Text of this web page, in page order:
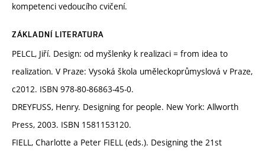
kompetenci vedoucího cvičení.
ZÁKLADNÍ LITERATURA
PELCL, Jiří. Design: od myšlenky k realizaci = from idea to
realization. V Praze: Vysoká škola uměleckoprůmyslová v Praze,
c2012. ISBN 978-80-86863-45-0.
DREYFUSS, Henry. Designing for people. New York: Allworth
Press, 2003. ISBN 1581153120.
FIELL, Charlotte a Peter FIELL (eds.). Designing the 21st